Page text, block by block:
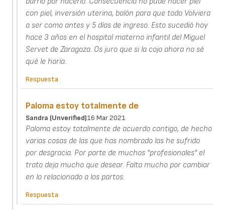
con piel, inversión uterina, balón para que todo Volviera
a ser como antes y 5 días de ingreso. Esto sucedió hoy
hace 3 años en el hospital materno infantil del Miguel
Servet de Zaragoza. Os juro que si la cojo ahora no sé
qué le haría.
Respuesta
Paloma estoy totalmente de
Sandra (unverified)16 Mar 2021
Paloma estoy totalmente de acuerdo contigo, de hecho
varias cosas de las que has nombrado las he sufrido
por desgracia. Por parte de muchos "profesionales" el
trato deja mucho que desear. Falta mucho por cambiar
en lo relacionado a los partos.
Respuesta